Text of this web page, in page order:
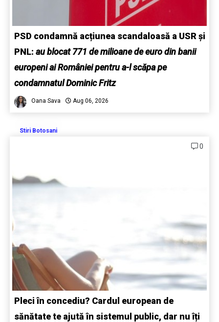
PSD condamnă acțiunea scandaloasă a USR și
PNL: au blocat 771 de milioane de euro din banii
europeni ai României pentru a-l scăpa pe
condamnatul Dominic Fritz
Oana Sava Aug 06, 2026
Stiri Botosani
0
Pleci în concediu? Cardul european de
sănătate te ajută în sistemul public, dar nu îți